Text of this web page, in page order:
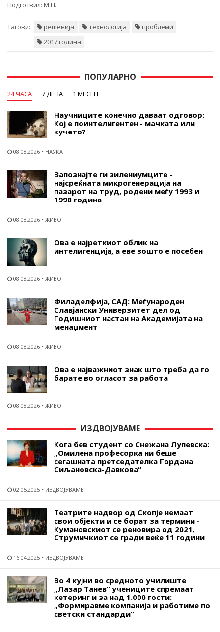
Подготвил: М.П.
Тагови: решенија технологија
проблеми
2017 година
ПОПУЛАРНО
24 ЧАСА 7 ДЕНА 1 МЕСЕЦ
Научниците конечно даваат одговор:
Кој е поинтелигентен - мачката или
кучето?
08.08.2026 НАУКА
Запознајте ги зилениумците -
најсреќната микрогенерација на
пазарот на труд, родени меѓу 1993 и
1998 година
08.08.2026 ЖИВОТ
Ова е најреткиот облик на
интелигенција, а еве зошто е посебен
08.08.2026 ЖИВОТ
Филаделфија, САД: Меѓународен
Славјански Универзитет дел од
Годишниот настан на Академијата на
менаџмент
08.08.2026 ЖИВОТ
Ова е најважниот знак што треба да го
барате во огласот за работа
08.08.2026 ЖИВОТ
ИЗДВОЈУВАМЕ
Кога бев студент со Снежана Лупевска:
„Омилена професорка ни беше
сегашната претседателка Гордана
Сиљановска-Давкова“
02.05.2025 ИЗДВОЈУВАМЕ
Театрите надвор од Скопје немаат
свои објекти и се борат за термини -
Кумановскиот се реновира од 2021,
Струмичкиот се гради веќе 11 години
16.04.2025 ИЗДВОЈУВАМЕ
Во 4 кујни во средното училиште
„Лазар Танев“ учениците спремаат
кетеринг и за над 1.000 гости:
„Формиравме компанија и работиме по
светски стандарди“